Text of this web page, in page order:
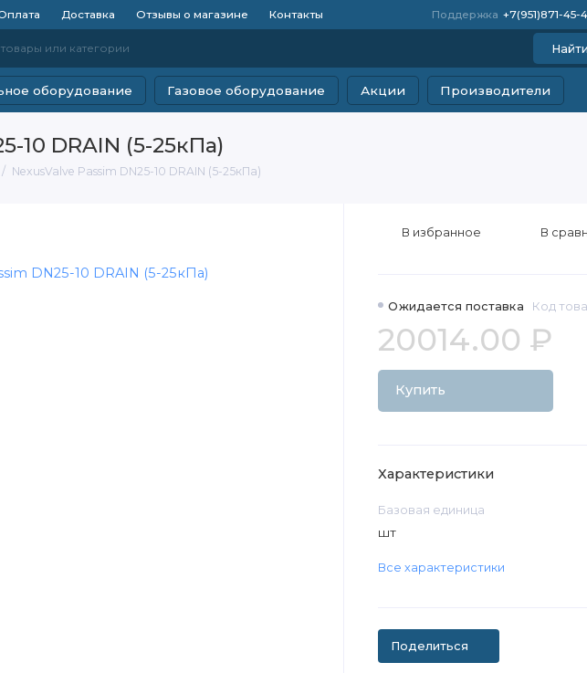
Доставка Отзывы о магазине Контакты Поддержка +7(951)871-45-
Найти
оборудование Газовое оборудование Акции Производители
10 DRAIN (5-25кПа)
NexusValve Passim DN25-10 DRAIN (5-25кПа)
Ожидается поставка Код
20014.00 ₽
Купить
В избранное В
Характеристики
Базовая единица
шт
Все характеристики
Поделиться